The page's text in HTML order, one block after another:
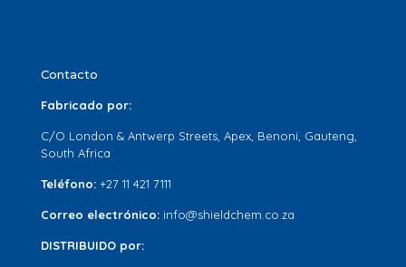
Contacto
Fabricado por:
C/O London & Antwerp Streets, Apex, Benoni, Gauteng,
South Africa
Teléfono: +27 11 421 7111
Correo electrónico: info@shieldchem.co.za
DISTRIBUIDO por: